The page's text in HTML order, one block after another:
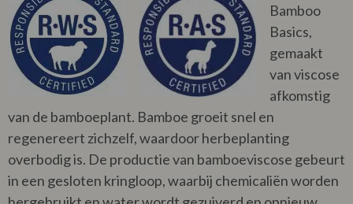
Bamboo
Basics,
gemaakt
van viscose
afkomstig
van de bamboeplant. Bamboe groeit snel en
regenereert zichzelf, waardoor herbeplanting
overbodig is. De productie van bamboeviscose gebeurt
in een gesloten kringloop, waarbij chemicaliën worden